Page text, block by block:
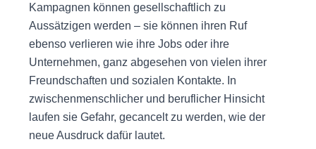
Kampagnen können gesellschaftlich zu
Aussätzigen werden – sie können ihren Ruf
ebenso verlieren wie ihre Jobs oder ihre
Unternehmen, ganz abgesehen von vielen ihrer
Freundschaften und sozialen Kontakte. In
zwischenmenschlicher und beruflicher Hinsicht
laufen sie Gefahr, gecancelt zu werden, wie der
neue Ausdruck dafür lautet.